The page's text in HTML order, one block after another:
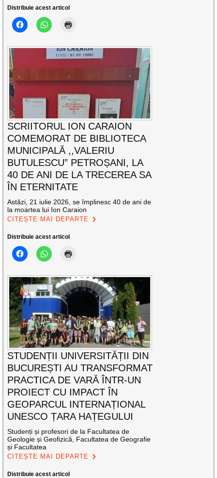
Distribuie acest articol
SCRIITORUL ION CARAION
COMEMORAT DE BIBLIOTECA
MUNICIPALĂ ,,VALERIU
BUTULESCU” PETROȘANI, LA
40 DE ANI DE LA TRECEREA SA
ÎN ETERNITATE
Astăzi, 21 iulie 2026, se împlinesc 40 de ani de
la moartea lui Ion Caraion
CITEȘTE MAI DEPARTE
Distribuie acest articol
STUDENȚII UNIVERSITĂȚII DIN
BUCUREȘTI AU TRANSFORMAT
PRACTICA DE VARĂ ÎNTR-UN
PROIECT CU IMPACT ÎN
GEOPARCUL INTERNAȚIONAL
UNESCO ȚARA HAȚEGULUI
Studenți și profesori de la Facultatea de
Geologie și Geofizică, Facultatea de Geografie
și Facultatea
CITEȘTE MAI DEPARTE
Distribuie acest articol